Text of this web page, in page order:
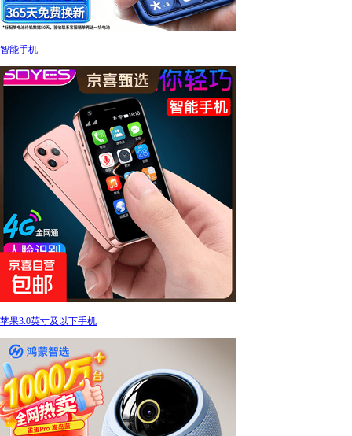
智能手机
苹果3.0英寸及以下手机